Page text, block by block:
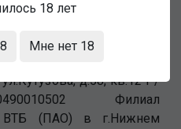
Валерьевич ИНН
д.58, кв.12 Р/
Филиал
ВТБ (ПАО) в г.Нижнем
18 лет
Мне нет 18